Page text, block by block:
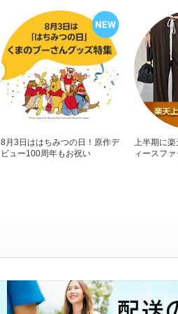
8月3日ははちみつの日！原作デ
ビュー100周年もお祝い
上半期に
ィースフ